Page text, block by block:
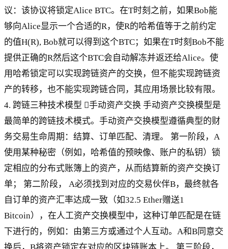
议：该协议将锁定Alice BTC。在T时刻之前，如果Bob能
够向Alice显示一个合适的R，使R的哈希值等于之前约定
的值H(R), Bob就可以得到这个BTC；如果在T时刻Bob不能
提供正确的R然后这个BTC会自动解冻并返还给Alice。使
用哈希锁定可以实现跨链资产的交换，但不能实现跨链资
产的转移，也不能实现跨链合同，其应用场景比较有限。
4. 跨链三种技术模型 手动资产交换 手动资产交换模型是
最简单的跨链技术模式。手动资产交换模型遵循典型的财
务交易生命周期：结算、订单匹配、清理。 第一阶段，A
使用某种秘密（例如，哈希值的预映像、账户的私钥）锁
定相应的分布式账簿上的资产，从而结算新的资产交换订
单； 第二阶段， A必须找到对应的交易伙伴B，最终就各
自订单的资产汇率达成一致（如32.5 Ether赠送1
Bitcoin），在人工资产交换模型中，这种订单匹配是在链
下进行的，例如：由第三方或通过个人互动。A和B同意交